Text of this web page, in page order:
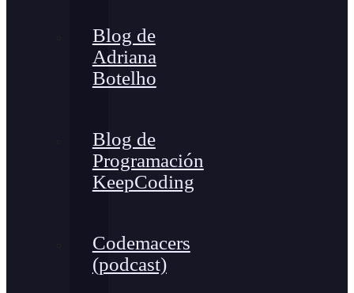
Blog de
Adriana
Botelho
Blog de
Programación
KeepCoding
Codemacers
(podcast)